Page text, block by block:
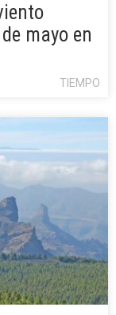
mayo en
TIEMPO